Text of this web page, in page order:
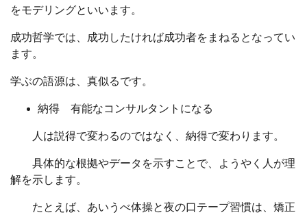
をモデリングといいます。
成功哲学では、成功したければ成功者をまねるとなってい
ます。
学ぶの語源は、真似るです。
納得 有能なコンサルタントになる
人は説得で変わるのではなく、納得で変わります。
具体的な根拠やデータを示すことで、ようやく人が理
解を示します。
たとえば、あいうべ体操と夜の口テープ習慣は、矯正